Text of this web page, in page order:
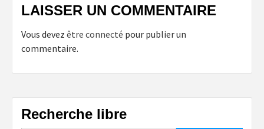
LAISSER UN COMMENTAIRE
Vous devez être connecté pour publier un
commentaire.
Recherche libre